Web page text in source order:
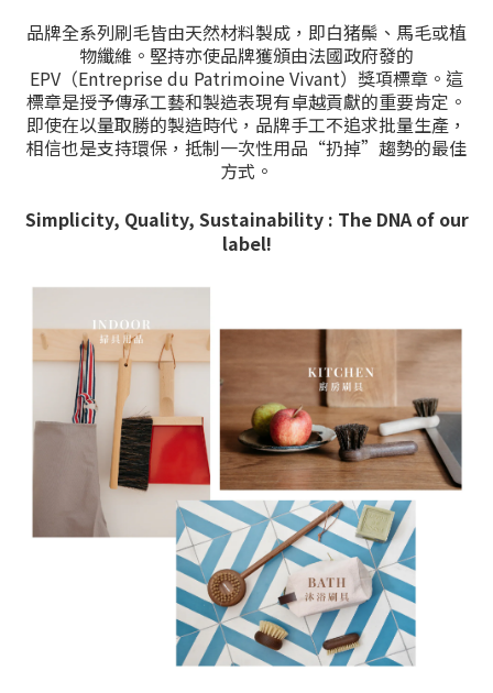
品牌全系列刷毛皆由天然材料製成，即白猪鬃、馬毛或植
物纖維。堅持亦使品牌獲頒由法國政府發的
EPV（Entreprise du Patrimoine Vivant）獎項標章。這
標章是授予傳承工藝和製造表現有卓越貢獻的重要肯定。
即使在以量取勝的製造時代，品牌手工不追求批量生產，
相信也是支持環保，抵制一次性用品“扔掉”趨勢的最佳
方式。
Simplicity, Quality, Sustainability : The DNA of our
label!